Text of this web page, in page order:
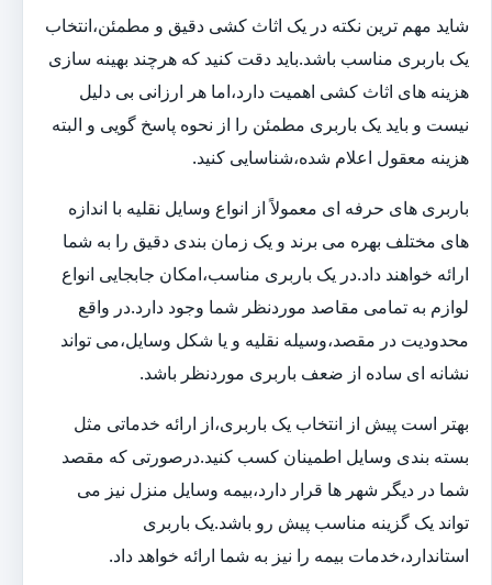
شاید مهم ترین نکته در یک اثاث کشی دقیق و مطمئن،انتخاب
یک باربری مناسب باشد.باید دقت کنید که هرچند بهینه سازی
هزینه های اثاث کشی اهمیت دارد،اما هر ارزانی بی دلیل
نیست و باید یک باربری مطمئن را از نحوه پاسخ گویی و البته
هزینه معقول اعلام شده،شناسایی کنید.
باربری های حرفه ای معمولاً از انواع وسایل نقلیه با اندازه
های مختلف بهره می برند و یک زمان بندی دقیق را به شما
ارائه خواهند داد.در یک باربری مناسب،امکان جابجایی انواع
لوازم به تمامی مقاصد موردنظر شما وجود دارد.در واقع
محدودیت در مقصد،وسیله نقلیه و یا شکل وسایل،می تواند
نشانه ای ساده از ضعف باربری موردنظر باشد.
بهتر است پیش از انتخاب یک باربری،از ارائه خدماتی مثل
بسته بندی وسایل اطمینان کسب کنید.درصورتی که مقصد
شما در دیگر شهر ها قرار دارد،بیمه وسایل منزل نیز می
تواند یک گزینه مناسب پیش رو باشد.یک باربری
استاندارد،خدمات بیمه را نیز به شما ارائه خواهد داد.